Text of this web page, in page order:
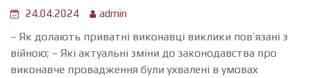
24.04.2024 admin
– Як долають приватні виконавці виклики пов’язані з
війною; – Які актуальні зміни до законодавства про
виконавче провадження були ухвалені в умовах